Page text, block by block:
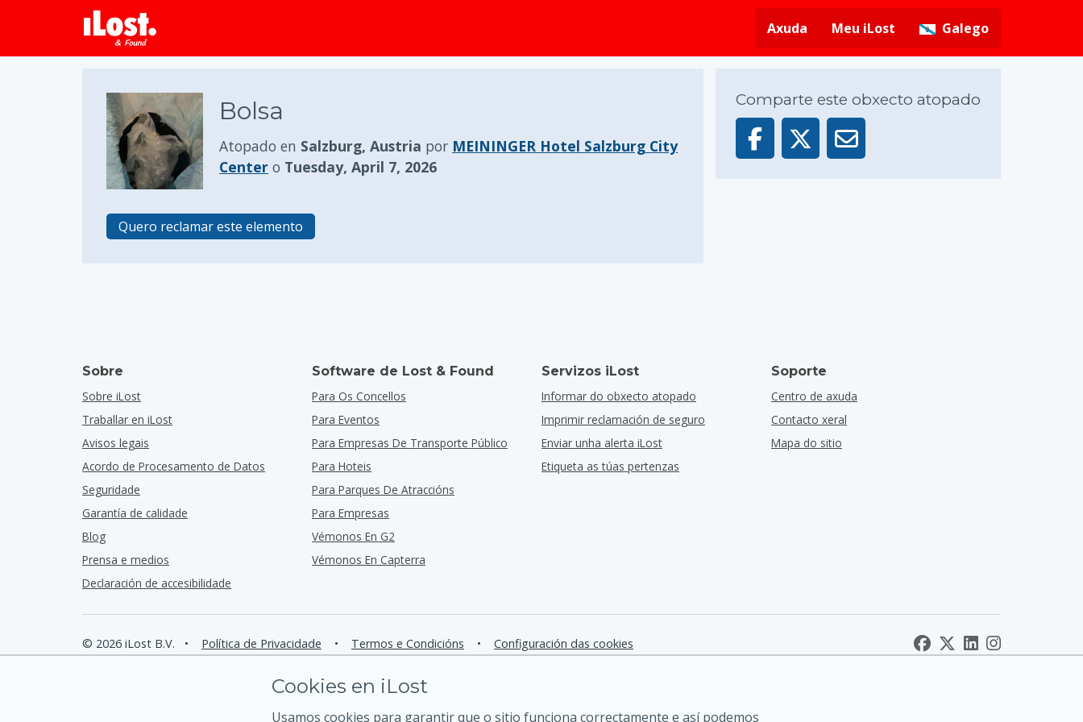
Axuda Meu iLost Galego
Bolsa
Atopado en Salzburg, Austria por MEININGER Hotel Salzburg City
Center o Tuesday, April 7, 2026
Quero reclamar este elemento
Comparte este obxecto atopado
Sobre
Sobre iLost
Traballar en iLost
Avisos legais
Acordo de Procesamento de Datos
Seguridade
Garantía de calidade
Blog
Prensa e medios
Declaración de accesibilidade
Software de Lost & Found
Para Os Concellos
Para Eventos
Para Empresas De Transporte Público
Para Hoteis
Para Parques De Atraccións
Para Empresas
Vémonos En G2
Vémonos En Capterra
Servizos iLost
Informar do obxecto atopado
Imprimir reclamación de seguro
Enviar unha alerta iLost
Etiqueta as túas pertenzas
Soporte
Centro de axuda
Contacto xeral
Mapa do sitio
© 2026 iLost B.V. • Política de Privacidade • Termos e Condicións • Configuración das cookies
Cookies en iLost
Usamos cookies para garantir que o sitio funciona correctamente e así podemos